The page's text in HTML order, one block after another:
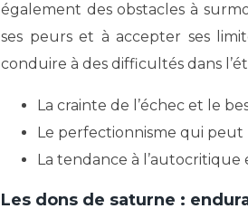
également des obstacles à
ses peurs et à accepter ses
conduire à des difficultés dans
La crainte de l’échec et le
Le perfectionnisme qui peut
La tendance à
Les dons de saturne :